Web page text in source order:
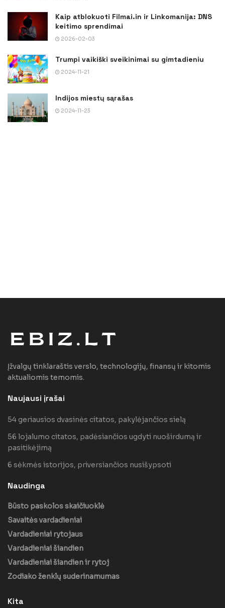
Kaip atblokuoti Filmai.in ir Linkomanija: DNS
keitimo sprendimai
2026-02-03
Trumpi vaikiški sveikinimai su gimtadieniu
2024-11-21
Indijos miestų sąrašas
2024-11-23
Įžvalgų tinklaraštis verslo, technologijų, finansų ir kitomis
aktualiomis temomis.
Naujausi įrašai
54 geriausios dvasinės citatos, pakylėjančios sielą
56 lojalumo citatos, padėsiančios ugdyti nuoširdumą ir
pasitikėjimą
6 sėkmės istorijos, priversiančios nusišypsoti
Naudinga
Būsto paskolos skaičiuoklė
Savaitės vardadieniai
Vardadieniai rytojaus
Vardadieniai šiandien
Vardadieniai šiandien ir rytoj
Zodiako ženklų suderinamumas
Kita